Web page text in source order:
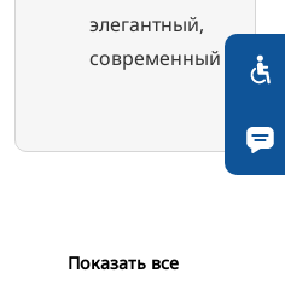
элегантный,
современный
Показать все